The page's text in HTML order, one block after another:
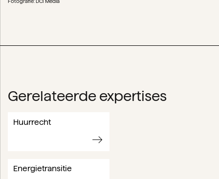
Gerelateerde expertises
Huurrecht
Energietransitie